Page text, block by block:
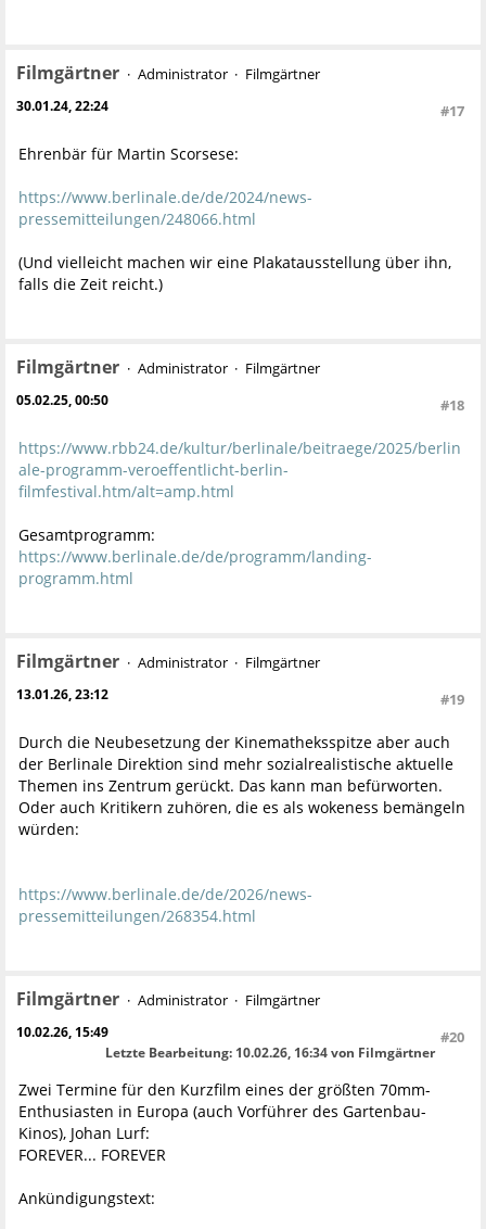
Filmgärtner Administrator Filmgärtner
30.01.24, 22:24 #17
Ehrenbär für Martin Scorsese:
https://www.berlinale.de/de/2024/news-
pressemitteilungen/248066.html
(Und vielleicht machen wir eine Plakatausstellung über ihn,
falls die Zeit reicht.)
Filmgärtner Administrator Filmgärtner
05.02.25, 00:50 #18
https://www.rbb24.de/kultur/berlinale/beitraege/2025/berlin
ale-programm-veroeffentlicht-berlin-
filmfestival.htm/alt=amp.html
Gesamtprogramm:
https://www.berlinale.de/de/programm/landing-
programm.html
Filmgärtner Administrator Filmgärtner
13.01.26, 23:12 #19
Durch die Neubesetzung der Kinematheksspitze aber auch
der Berlinale Direktion sind mehr sozialrealistische aktuelle
Themen ins Zentrum gerückt. Das kann man befürworten.
Oder auch Kritikern zuhören, die es als wokeness bemängeln
würden:
https://www.berlinale.de/de/2026/news-
pressemitteilungen/268354.html
Filmgärtner Administrator Filmgärtner
10.02.26, 15:49 #20
Letzte Bearbeitung: 10.02.26, 16:34 von Filmgärtner
Zwei Termine für den Kurzfilm eines der größten 70mm-
Enthusiasten in Europa (auch Vorführer des Gartenbau-
Kinos), Johan Lurf:
FOREVER... FOREVER
Ankündigungstext: